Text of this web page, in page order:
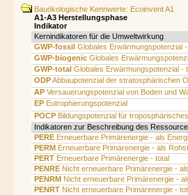
Bauökologische Kennwerte: Ecoinvent A1
A1-A3 Herstellungsphase
Indikator
Kernindikatoren für die Umweltwirkung
GWP-fossil Globales Erwärmungspotenzial
GWP-biogenic Globales
GWP-total Globales Erwärmungspotenzial -
ODPAbbaupotenzial der stratosphärischen
AP Versauerungspotenzial von Boden und
EP Eutrophierungspotenzial
POCP Bildungspotenzial für
Indikatoren zur Beschreibung des
PERE Erneuerbare Primärenergie - als
PERM Erneuerbare Primärenergie - als
PERT Erneuerbare Primärenergie - total
PENRE Nicht erneuerbare Primärenergie -
PENRM Nicht erneuerbare Primärenergie -
PENRT Nicht erneuerbare Primärenergie -